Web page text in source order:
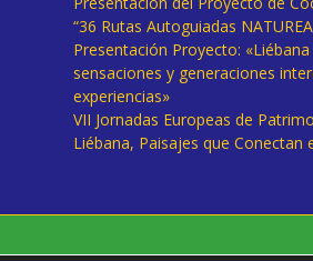
“36 Rutas Autoguiadas
Presentación Proyecto:
sensaciones y generaciones
experiencias»
VII Jornadas Europeas de
Liébana, Paisajes que Conectan